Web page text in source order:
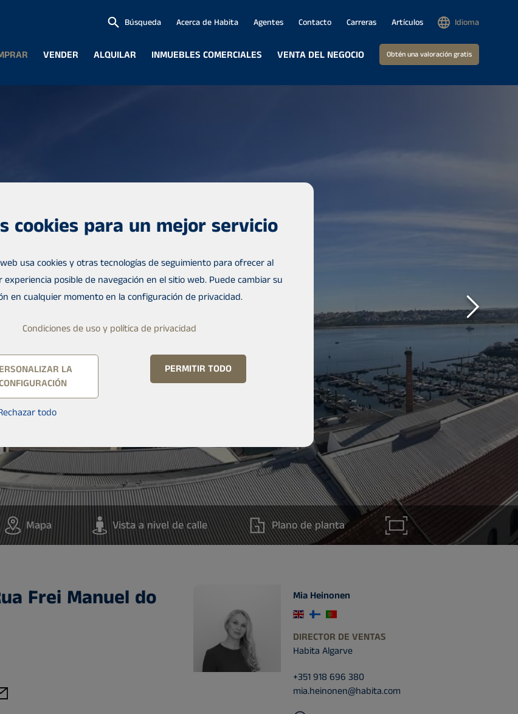
VENDER ALQUILAR INMUEBLES COMERCIALES VENTA DEL NEGOCIO Obtén una valoración gratis
Búsqueda Acerca de Habita Agentes Contacto Carreras Artículos Idioma
Mapa Vista a nivel de calle Plano de planta
Frei Manuel do
Mia Heinonen
DIRECTOR DE VENTAS
Habita Algarve
+351 918 696 380
mia.heinonen@habita.com
cookies para un mejor servicio
usa cookies y otras tecnologías de seguimiento para ofrecer al
experiencia posible de navegación en el sitio web. Puede cambiar su
en cualquier momento en la configuración de privacidad.
Condiciones de uso y política de privacidad
LA
todo
PERMITIR TODO